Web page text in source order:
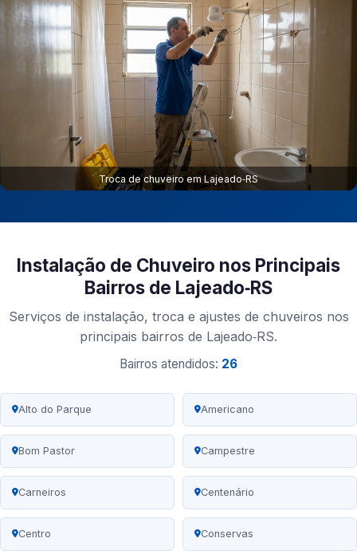
Troca de chuveiro em Lajeado‑RS
Instalação de Chuveiro nos Principais
Bairros de Lajeado‑RS
Serviços de instalação, troca e ajustes de chuveiros nos
principais bairros de Lajeado‑RS.
Bairros atendidos: 26
Alto do Parque Americano
Bom Pastor Campestre
Carneiros Centenário
Centro Conservas